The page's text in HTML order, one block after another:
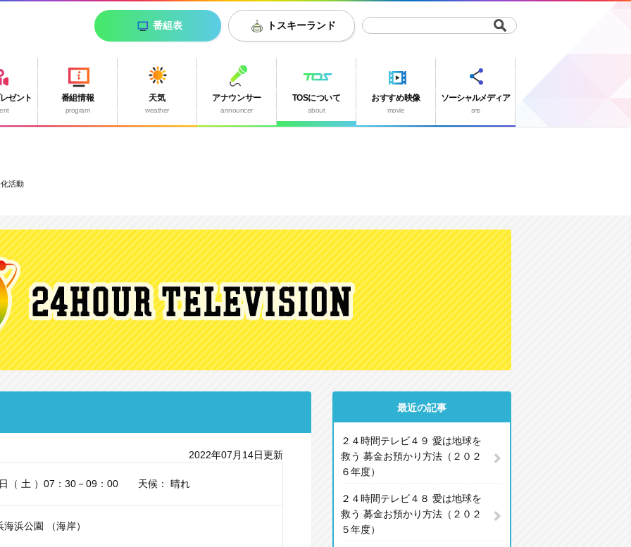
トスキーランド
番組表
ゼント 番組情報
program
天気
weather
アナウンサー
announcer
TOSについて
about
おすすめ映像
movie
ソーシャルメディア
sns
活動
2022年07月14日更新
（ 土 ）07：30－09：00 天候： 晴れ
浜公園 （海岸）
最近の記事
２４時間テレビ４９ 愛は地球を
救う 募金お預かり方法（２０２
６年度）
２４時間テレビ４８ 愛は地球を
救う 募金お預かり方法（２０２
５年度）